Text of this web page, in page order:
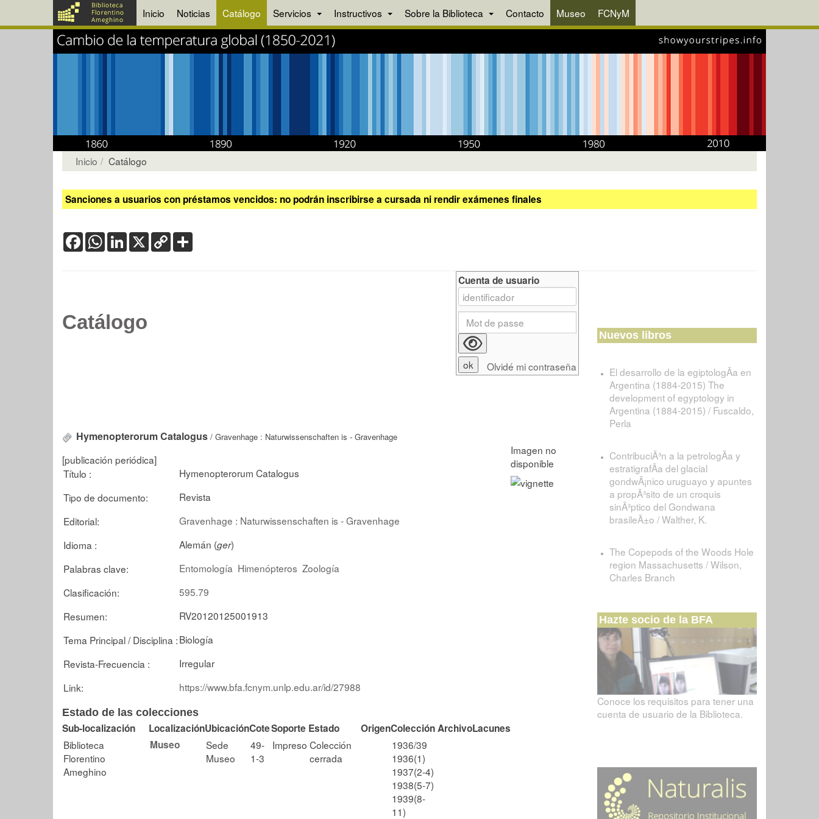
Inicio Noticias Catálogo Servicios Instructivos Sobre la Biblioteca Contacto Museo FCNyM
Inicio Catálogo
Sanciones a usuarios con préstamos vencidos: no podrán inscribirse a cursada ni rendir exámenes finales
FacebookWhatsApp
LinkedIn
X Copy
Link
Catálogo
Hymenopterorum Catalogus / Gravenhage : Naturwissenschaften is - Gravenhage
[publicación periódica]
Título :
Hymenopterorum Catalogus
Tipo de documento:
Revista
Editorial:
Gravenhage : Naturwissenschaften is - Gravenhage
Idioma :
Alemán (ger)
Palabras clave:
Entomología Himenópteros Zoología
Clasificación:
595.79
Resumen:
RV20120125001913
Tema Principal / Disciplina :Biología
Revista-Frecuencia :
Irregular
Link:
https://www.bfa.fcnym.unlp.edu.ar/id/27988
Estado de las colecciones
Sub-localización LocalizaciónUbicaciónCoteSoporte Estado OrigenColecciónArchivoLacunes
Biblioteca
Florentino
Ameghino
Museo
Sede
Museo
49-
1-3
Impreso Colección
cerrada
1936/39
1936(1)
1937(2-4)
1938(5-7)
1939(8-
11)
Cuenta de usuario
Olvidé mi contraseña
Nuevos libros
El desarrollo de la egiptologÃ­a en
Argentina (1884-2015) The
development of egyptology in
Argentina (1884-2015) / Fuscaldo,
Perla
ContribuciÃ³n a la petrologÃ­a y
estratigrafÃ­a del glacial
gondwÃ¡nico uruguayo y apuntes
a propÃ³sito de un croquis
sinÃ³ptico del Gondwana
brasileÃ±o / Walther, K.
The Copepods of the Woods Hole
region Massachusetts / Wilson,
Charles Branch
Hazte socio de la BFA
Conoce los requisitos para tener una
cuenta de usuario de la Biblioteca.